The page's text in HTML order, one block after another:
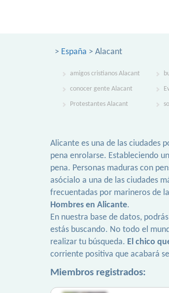
> España > Alacant
amigos cristianos Alacant
conocer gente Alacant
Protestantes Alacant
Alicante es una de las ciudades
pena enrolarse. Estableciendo
pena. Personas maduras con
asócialo a una de las ciudades
frecuentadas por marineros de
Hombres en Alicante.
En nuestra base de datos,
estás buscando. No todo el
realizar tu búsqueda. El chico
corriente positiva que acabará
Miembros registrados: